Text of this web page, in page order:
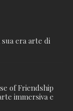
sua era arte di
of Friendship
immersiva e